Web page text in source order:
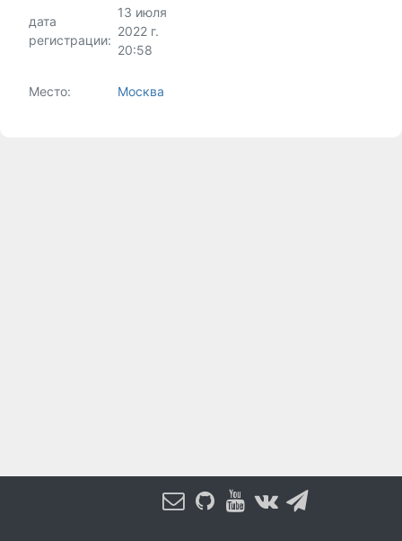
дата
регистрации:
13 июля
2022 г.
20:58
Место: Москва